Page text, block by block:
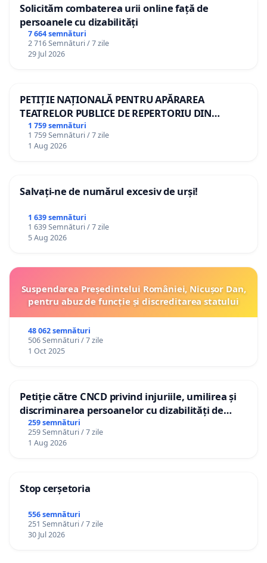
Solicităm combaterea urii online față de
persoanele cu dizabilități
7 664 semnături
2 716 Semnături / 7 zile
29 Jul 2026
PETIȚIE NAȚIONALĂ PENTRU APĂRAREA
TEATRELOR PUBLICE DE REPERTORIU DIN
ROMÂNIA
1 759 semnături
1 759 Semnături / 7 zile
1 Aug 2026
Salvați-ne de numărul excesiv de urși!
1 639 semnături
1 639 Semnături / 7 zile
5 Aug 2026
Suspendarea Președintelui României, Nicușor Dan,
pentru abuz de funcție și discreditarea statului
48 062 semnături
506 Semnături / 7 zile
1 Oct 2025
Petiție către CNCD privind injuriile, umilirea și
discriminarea persoanelor cu dizabilități de
către utilizatorul TikTok „Gorici”
259 semnături
259 Semnături / 7 zile
1 Aug 2026
Stop cerșetoria
556 semnături
251 Semnături / 7 zile
30 Jul 2026